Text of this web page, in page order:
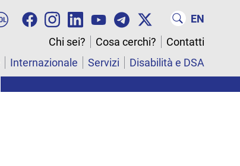
EN
Chi sei?
Cosa cerchi?
Contatti
Internazionale Servizi Disabilità e DSA